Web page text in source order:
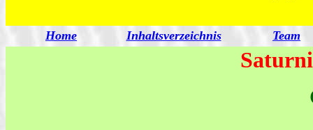
Home Inhaltsverzeichnis Team